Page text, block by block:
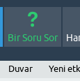
Bir Soru Sor
Duvar Yeni